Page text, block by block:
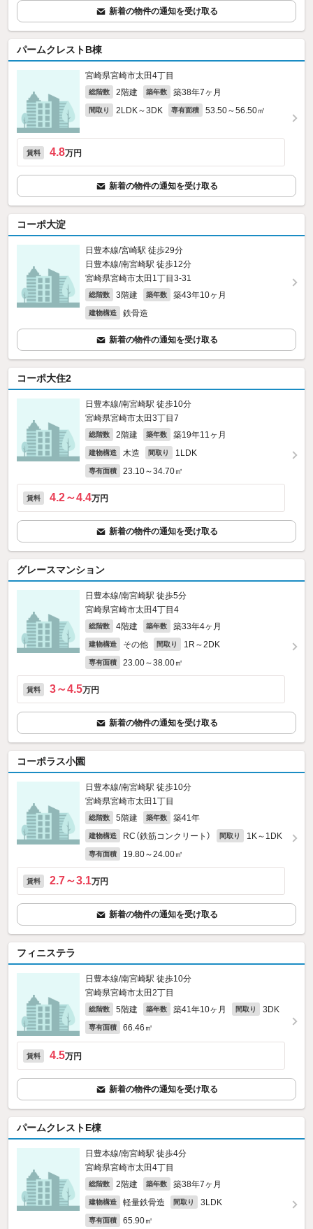
新着の物件の通知を受け取る
パームクレストB棟
宮崎県宮崎市太田4丁目
総階数 2階建 築年数 築38年7ヶ月
間取り 2LDK～3DK 専有面積 53.50～56.50㎡
賃料 4.8万円
新着の物件の通知を受け取る
コーポ大淀
日豊本線/宮崎駅 徒歩29分
日豊本線/南宮崎駅 徒歩12分
宮崎県宮崎市太田1丁目3-31
総階数 3階建 築年数 築43年10ヶ月
建物構造 鉄骨造
新着の物件の通知を受け取る
コーポ大住2
日豊本線/南宮崎駅 徒歩10分
宮崎県宮崎市太田3丁目7
総階数 2階建 築年数 築19年11ヶ月
建物構造 木造 間取り 1LDK
専有面積 23.10～34.70㎡
賃料 4.2～4.4万円
新着の物件の通知を受け取る
グレースマンション
日豊本線/南宮崎駅 徒歩5分
宮崎県宮崎市太田4丁目4
総階数 4階建 築年数 築33年4ヶ月
建物構造 その他 間取り 1R～2DK
専有面積 23.00～38.00㎡
賃料 3～4.5万円
新着の物件の通知を受け取る
コーポラス小園
日豊本線/南宮崎駅 徒歩10分
宮崎県宮崎市太田1丁目
総階数 5階建 築年数 築41年
建物構造 RC（鉄筋コンクリート） 間取り 1K～1DK
専有面積 19.80～24.00㎡
賃料 2.7～3.1万円
新着の物件の通知を受け取る
フィニステラ
日豊本線/南宮崎駅 徒歩10分
宮崎県宮崎市太田2丁目
総階数 5階建 築年数 築41年10ヶ月 間取り 3DK
専有面積 66.46㎡
賃料 4.5万円
新着の物件の通知を受け取る
パームクレストE棟
日豊本線/南宮崎駅 徒歩4分
宮崎県宮崎市太田4丁目
総階数 2階建 築年数 築38年7ヶ月
建物構造 軽量鉄骨造 間取り 3LDK
専有面積 65.90㎡